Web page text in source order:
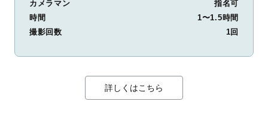
カメラマン
指名可
時間
1〜1.5時間
撮影回数
1回
詳しくはこちら